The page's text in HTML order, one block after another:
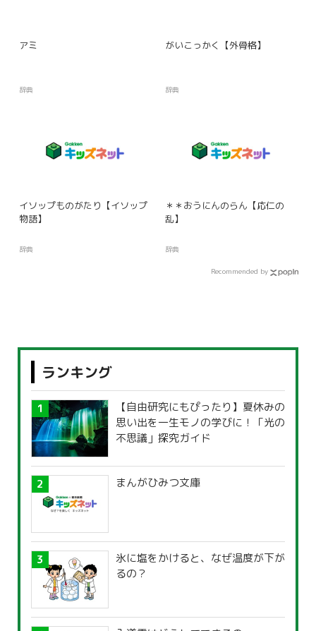
アミ
辞典
がいこっかく【外骨格】
辞典
イソップものがたり【イソップ
物語】
辞典
＊＊おうにんのらん【応仁の
乱】
辞典
Recommended by
ランキング
【自由研究にもぴったり】夏休みの
思い出を一生モノの学びに！「光の
不思議」探究ガイド
まんがひみつ文庫
氷に塩をかけると、なぜ温度が下が
るの？